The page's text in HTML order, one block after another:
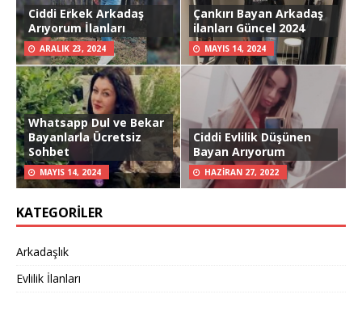
Ciddi Erkek Arkadaş
Arıyorum İlanları
ARALIK 23, 2024
Çankırı Bayan Arkadaş
ilanları Güncel 2024
MAYIS 14, 2024
Whatsapp Dul ve Bekar
Bayanlarla Ücretsiz
Sohbet
MAYIS 14, 2024
Ciddi Evlilik Düşünen
Bayan Arıyorum
HAZIRAN 27, 2022
KATEGORILER
Arkadaşlık
Evlilik İlanları